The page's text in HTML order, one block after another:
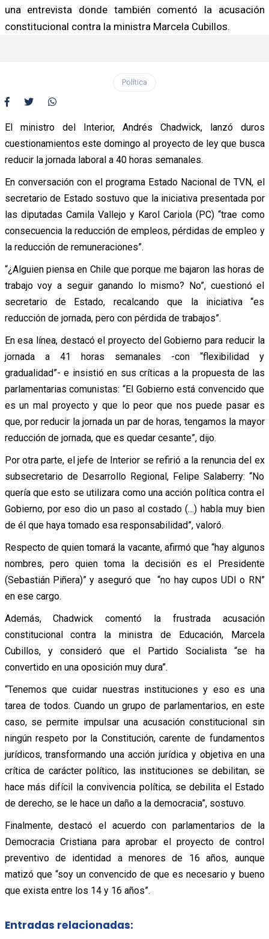
una entrevista donde también comentó la acusación
constitucional contra la ministra Marcela Cubillos.
Política
El ministro del Interior, Andrés Chadwick, lanzó duros
cuestionamientos este domingo al proyecto de ley que busca
reducir la jornada laboral a 40 horas semanales.
En conversación con el programa Estado Nacional de TVN, el
secretario de Estado sostuvo que la iniciativa presentada por
las diputadas Camila Vallejo y Karol Cariola (PC) “trae como
consecuencia la reducción de empleos, pérdidas de empleo y
la reducción de remuneraciones”.
“¿Alguien piensa en Chile que porque me bajaron las horas de
trabajo voy a seguir ganando lo mismo? No”, cuestionó el
secretario de Estado, recalcando que la iniciativa “es
reducción de jornada, pero con pérdida de trabajos”.
En esa línea, destacó el proyecto del Gobierno para reducir la
jornada a 41 horas semanales -con “flexibilidad y
gradualidad”- e insistió en sus críticas a la propuesta de las
parlamentarias comunistas: “El Gobierno está convencido que
es un mal proyecto y que lo peor que nos puede pasar es
que, por reducir la jornada un par de horas, tengamos la mayor
reducción de jornada, que es quedar cesante”, dijo.
Por otra parte, el jefe de Interior se refirió a la renuncia del ex
subsecretario de Desarrollo Regional, Felipe Salaberry: “No
quería que esto se utilizara como una acción política contra el
Gobierno, por eso dio un paso al costado (…) habla muy bien
de él que haya tomado esa responsabilidad”, valoró.
Respecto de quien tomará la vacante, afirmó que “hay algunos
nombres, pero quien toma la decisión es el Presidente
(Sebastián Piñera)” y aseguró que “no hay cupos UDI o RN”
en ese cargo.
Además, Chadwick comentó la frustrada acusación
constitucional contra la ministra de Educación, Marcela
Cubillos, y consideró que el Partido Socialista “se ha
convertido en una oposición muy dura”.
“Tenemos que cuidar nuestras instituciones y eso es una
tarea de todos. Cuando un grupo de parlamentarios, en este
caso, se permite impulsar una acusación constitucional sin
ningún respeto por la Constitución, carente de fundamentos
jurídicos, transformando una acción jurídica y objetiva en una
crítica de carácter político, las instituciones se debilitan, se
hace más difícil la convivencia política, se debilita el Estado
de derecho, se le hace un daño a la democracia”, sostuvo.
Finalmente, destacó el acuerdo con parlamentarios de la
Democracia Cristiana para aprobar el proyecto de control
preventivo de identidad a menores de 16 años, aunque
matizó que “soy un convencido de que es necesario y bueno
que exista entre los 14 y 16 años”.
Entradas relacionadas: